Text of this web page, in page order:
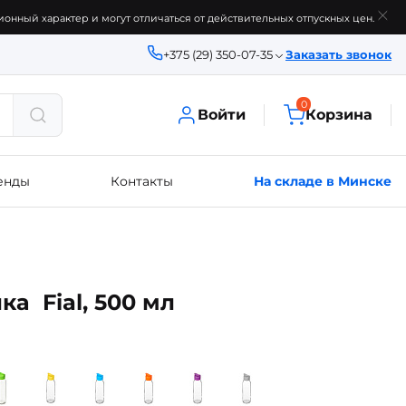
характер и могут отличаться от действительных отпускных цен.
+375 (29) 350-07-35 Заказать звонок
Войти
0
Корзина
Контакты На складе в Минске
Fial, 500 мл